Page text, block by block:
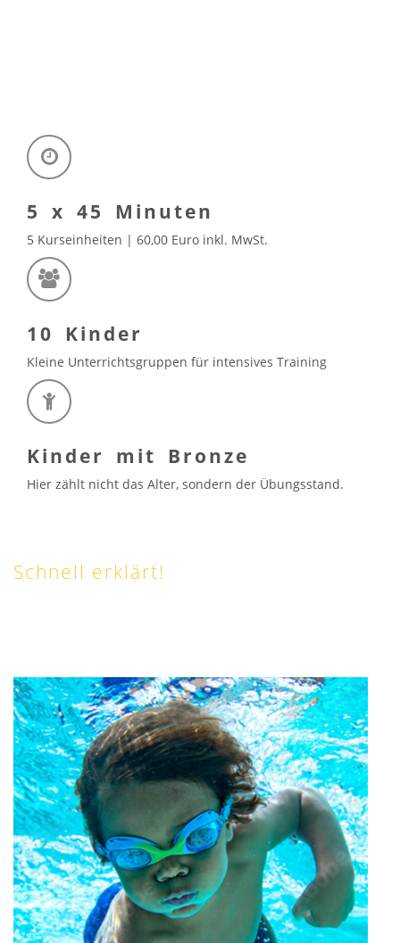
5 x 45 Minuten
5 Kurseinheiten | 60,00 Euro inkl. MwSt.
10 Kinder
Kleine Unterrichtsgruppen für intensives Training
Kinder mit Bronze
Hier zählt nicht das Alter, sondern der Übungsstand.
Schnell erklärt!